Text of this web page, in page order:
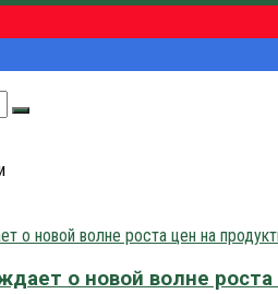
о новой волне